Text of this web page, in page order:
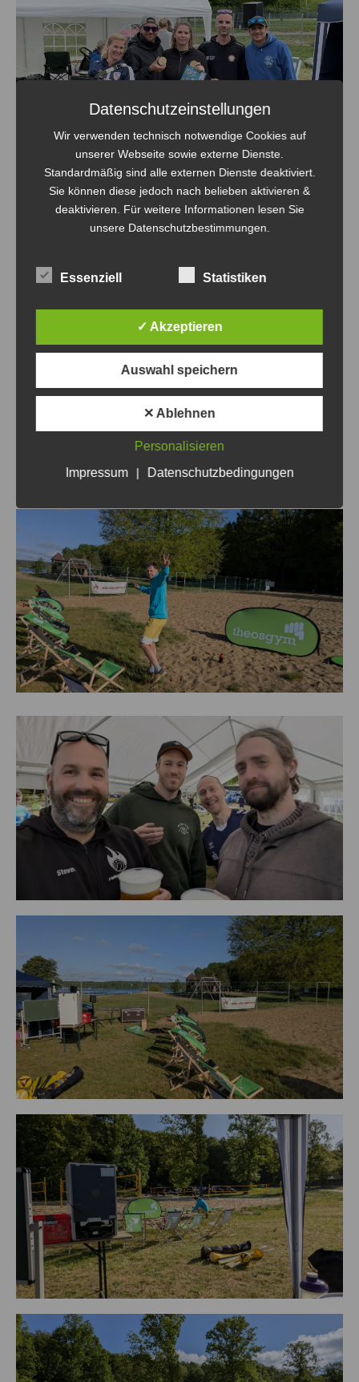
Datenschutzeinstellungen
Wir verwenden technisch notwendige Cookies auf
unserer Webseite sowie externe Dienste.
Standardmäßig sind alle externen Dienste deaktiviert.
Sie können diese jedoch nach belieben aktivieren &
deaktivieren. Für weitere Informationen lesen Sie
unsere Datenschutzbestimmungen.
Essenziell Statistiken
✓ Akzeptieren
Auswahl speichern
✕ Ablehnen
Personalisieren
Impressum
| Datenschutzbedingungen